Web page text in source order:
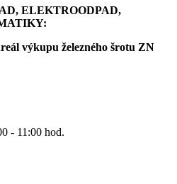
ELEKTROODPAD,
výkupu železného šrotu ZN
- 11:00 hod.